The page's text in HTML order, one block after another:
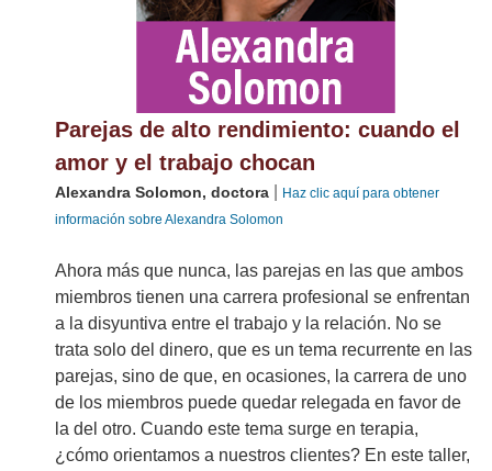
Parejas de alto rendimiento: cuando el
amor y el trabajo chocan
Alexandra Solomon, doctora
Haz clic aquí para obtener
información sobre Alexandra Solomon
Ahora más que nunca, las parejas en las que ambos
miembros tienen una carrera profesional se enfrentan
a la disyuntiva entre el trabajo y la relación. No se
trata solo del dinero, que es un tema recurrente en las
parejas, sino de que, en ocasiones, la carrera de uno
de los miembros puede quedar relegada en favor de
la del otro. Cuando este tema surge en terapia,
¿cómo orientamos a nuestros clientes? En este taller,